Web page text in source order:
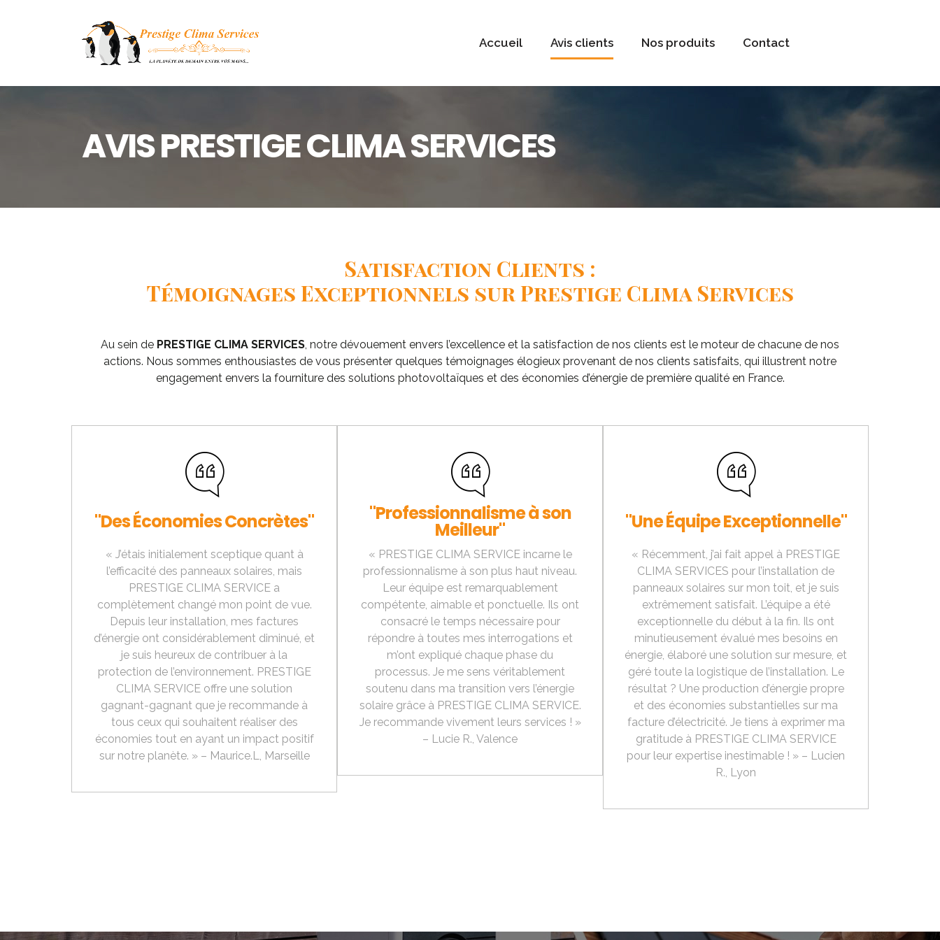
Accueil Avis clients Nos produits Contact
AVIS PRESTIGE CLIMA SERVICES
Satisfaction Clients :
Témoignages Exceptionnels sur Prestige Clima Services
Au sein de PRESTIGE CLIMA SERVICES, notre dévouement envers l’excellence et la satisfaction de nos clients est le moteur de chacune de nos
actions. Nous sommes enthousiastes de vous présenter quelques témoignages élogieux provenant de nos clients satisfaits, qui illustrent notre
engagement envers la fourniture des solutions photovoltaïques et des économies d’énergie de première qualité en France.
"Des Économies Concrètes"
« J’étais initialement sceptique quant à
l’efficacité des panneaux solaires, mais
PRESTIGE CLIMA SERVICE a
complètement changé mon point de vue.
Depuis leur installation, mes factures
d’énergie ont considérablement diminué, et
je suis heureux de contribuer à la
protection de l’environnement. PRESTIGE
CLIMA SERVICE offre une solution
gagnant-gagnant que je recommande à
tous ceux qui souhaitent réaliser des
économies tout en ayant un impact positif
sur notre planète. » – Maurice.L, Marseille
"Professionnalisme à son
Meilleur"
« PRESTIGE CLIMA SERVICE incarne le
professionnalisme à son plus haut niveau.
Leur équipe est remarquablement
compétente, aimable et ponctuelle. Ils ont
consacré le temps nécessaire pour
répondre à toutes mes interrogations et
m’ont expliqué chaque phase du
processus. Je me sens véritablement
soutenu dans ma transition vers l’énergie
solaire grâce à PRESTIGE CLIMA SERVICE.
Je recommande vivement leurs services ! »
– Lucie R., Valence
"Une Équipe Exceptionnelle"
« Récemment, j’ai fait appel à PRESTIGE
CLIMA SERVICES pour l’installation de
panneaux solaires sur mon toit, et je suis
extrêmement satisfait. L’équipe a été
exceptionnelle du début à la fin. Ils ont
minutieusement évalué mes besoins en
énergie, élaboré une solution sur mesure, et
géré toute la logistique de l’installation. Le
résultat ? Une production d’énergie propre
et des économies substantielles sur ma
facture d’électricité. Je tiens à exprimer ma
gratitude à PRESTIGE CLIMA SERVICE
pour leur expertise inestimable ! » – Lucien
R., Lyon